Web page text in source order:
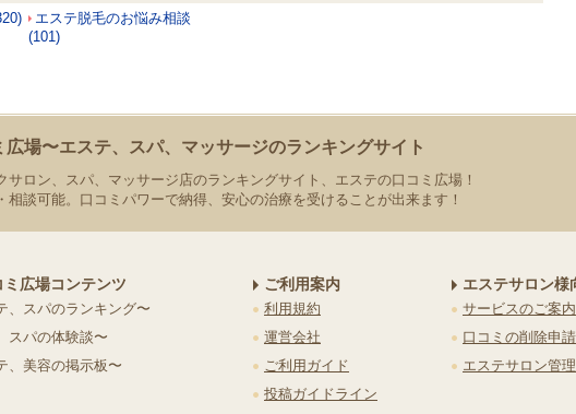
エステ脱毛のお悩み相談
(101)
広場〜エステ、スパ、マッサージのランキングサイト
サロン、スパ、マッサージ店のランキングサイト、エステの口コミ広場！
相談可能。口コミパワーで納得、安心の治療を受けることが出来ます！
広場コンテンツ
、スパのランキング〜
スパの体験談〜
、美容の掲示板〜
ご利用案内
利用規約
運営会社
ご利用ガイド
投稿ガイドライン
エステサロン様
サービスのご案内
口コミの削除申請
エステサロン管